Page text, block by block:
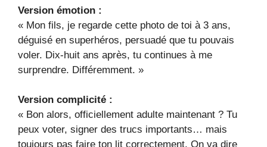
Version émotion :
« Mon fils, je regarde cette photo de toi à 3 ans,
déguisé en superhéros, persuadé que tu pouvais
voler. Dix-huit ans après, tu continues à me
surprendre. Différemment. »
Version complicité :
« Bon alors, officiellement adulte maintenant ? Tu
peux voter, signer des trucs importants… mais
toujours pas faire ton lit correctement. On va dire